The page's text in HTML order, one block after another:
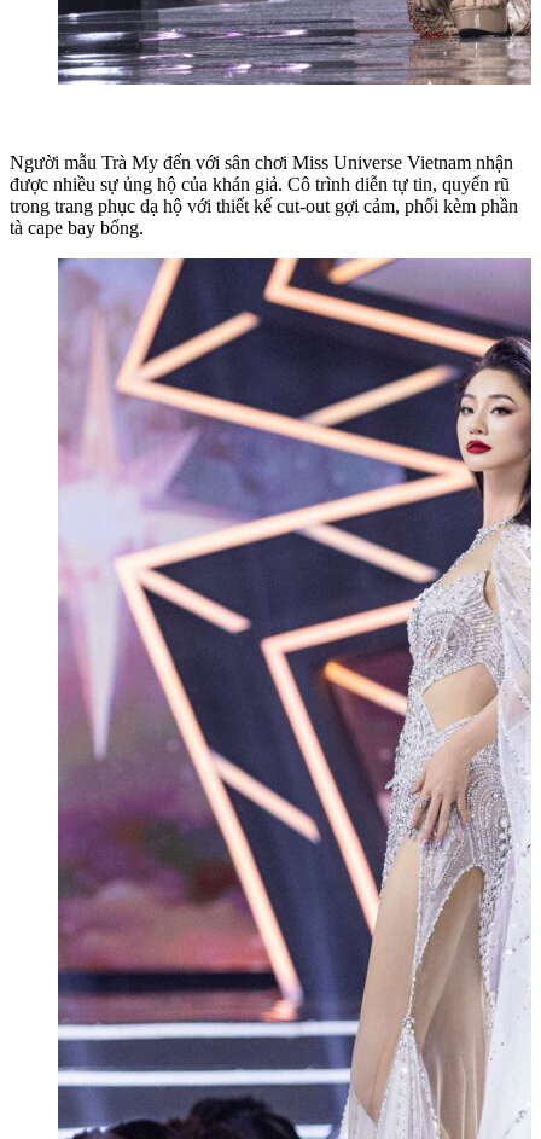
Người mẫu Trà My đến với sân chơi Miss Universe Vietnam nhận
được nhiều sự ủng hộ của khán giả. Cô trình diễn tự tin, quyến rũ
trong trang phục dạ hộ với thiết kế cut-out gợi cảm, phối kèm phần
tà cape bay bổng.